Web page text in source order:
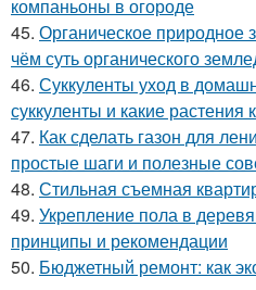
компаньоны в огороде
45. Органическое природное
чём суть органического
46. Суккуленты уход в
суккуленты и какие растения
47. Как сделать газон для
простые шаги и полезные
48. Стильная съемная
49. Укрепление пола в
принципы и рекомендации
50. Бюджетный ремонт: как